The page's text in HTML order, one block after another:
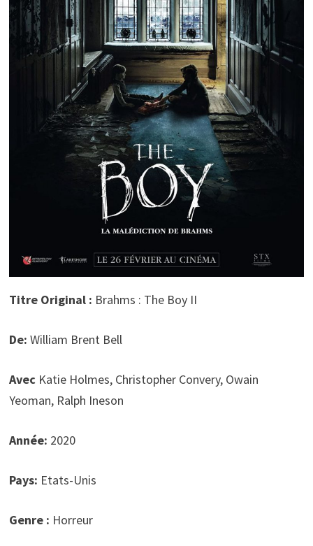
Titre Original : Brahms : The Boy II
De: William Brent Bell
Avec Katie Holmes, Christopher Convery, Owain
Yeoman, Ralph Ineson
Année: 2020
Pays: Etats-Unis
Genre : Horreur